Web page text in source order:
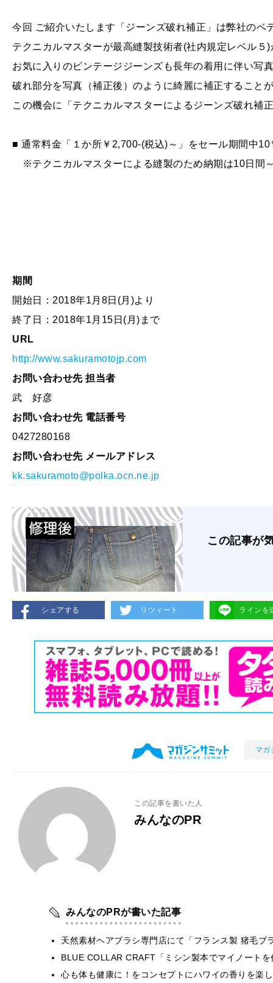
今回 ご紹介いたします「ジーンズ破れ補正」は弊社のベ
テクニカルマスターが最高縫製技術者(社内規定レベル
お気に入りのビンテージジーンズも長年の着用に伴い写
破れ部分を写真（補正後）のように綺麗に補正すること
この機会に「テクニカルマスターによるジーンズ破れ補
■ 通常料金「１か所￥2,700-(税込)～」をセール期間中
※テクニカルマスターによる縫製のため納期は10日間
期間
開始日：2018年1月8日(月)より
終了日：2018年1月15日(月)まで
URL
http://www.sakuramotojp.com
お問い合わせ先 担当者
武 好彦
お問い合わせ先 電話番号
0427280168
お問い合わせ先 メールアドレス
kk.sakuramoto@polka.ocn.ne.jp
この記事が
シェアする リツィート ラインを
マガ
この記事を書いた人
みんなのPR
みんなのPRが書いた記事
天然素材ヘアブラシ専門店にて「フランス製 猪毛ブ
BLUE COLLAR CRAFT「ミシン製本でマイノート
心も体も健康に！をコンセプトにハワイの香りを楽